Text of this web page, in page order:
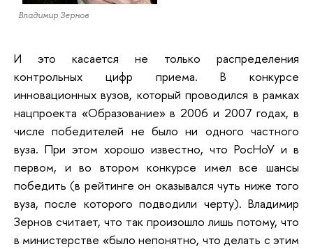
Владимир Зернов
И это касается не только распределения
контрольных цифр приема. В конкурсе
инновационных вузов, который проводился в рамках
нацпроекта «Образование» в 2006 и 2007 годах, в
числе победителей не было ни одного частного
вуза. При этом хорошо известно, что РосНоУ и в
первом, и во втором конкурсе имел все шансы
победить (в рейтинге он оказывался чуть ниже того
вуза, после которого подводили черту). Владимир
Зернов считает, что так произошло лишь потому, что
в министерстве «было непонятно, что делать с этим